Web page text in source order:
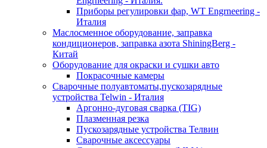
Приборы регулировки фар, WT Engrneering -
Италия
Маслосменное оборудование, заправка
кондиционеров, заправка азота ShiningBerg -
Китай
Оборудование для окраски и сушки авто
Покрасочные камеры
Сварочные полуавтоматы,пускозарядные
устройства Telwin - Италия
Аргонно-дуговая сварка (TIG)
Плазменная резка
Пускозарядные устройства Телвин
Сварочные аксессуары